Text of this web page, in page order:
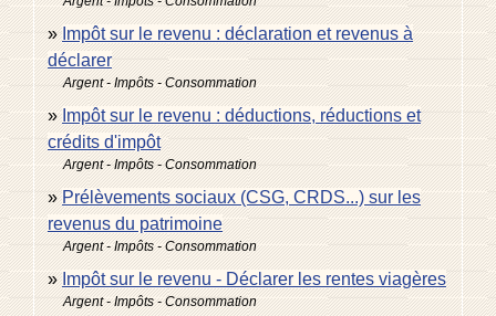
Impôt sur le revenu : déclaration et revenus à
déclarer
Argent - Impôts - Consommation
Impôt sur le revenu : déductions, réductions et
crédits d'impôt
Argent - Impôts - Consommation
Prélèvements sociaux (CSG, CRDS...) sur les
revenus du patrimoine
Argent - Impôts - Consommation
Impôt sur le revenu - Déclarer les rentes viagères
Argent - Impôts - Consommation